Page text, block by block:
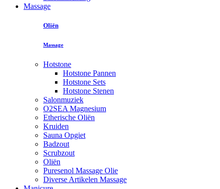
Massage
Oliën
Massage
Hotstone
Hotstone Pannen
Hotstone Sets
Hotstone Stenen
Salonmuziek
O2SEA Magnesium
Etherische Oliën
Kruiden
Sauna Opgiet
Badzout
Scrubzout
Oliën
Puresenol Massage Olie
Diverse Artikelen Massage